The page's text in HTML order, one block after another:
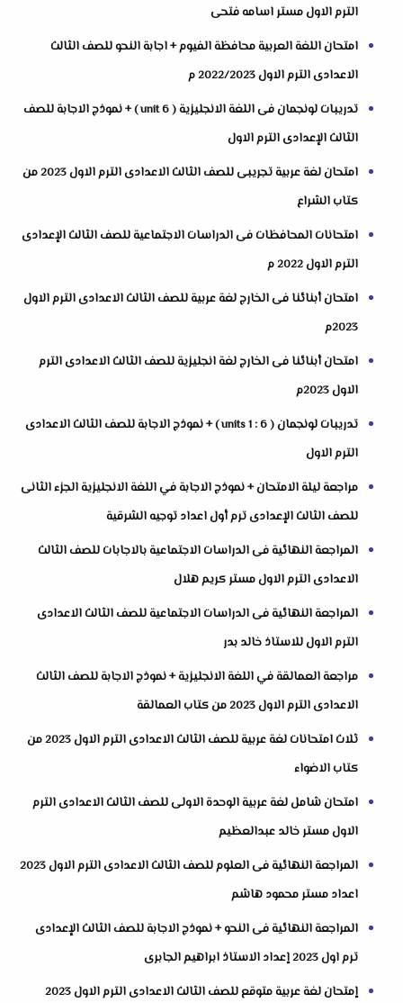
الترم الاول مستر اسامه فتحى
امتحان اللغة العربية محافظة الفيوم + اجابة النحو للصف الثالث
الاعدادى الترم الاول 2022/2023 م
تدريبات لونجمان فى اللغة الانجليزية ( unit 6 ) + نموذج الاجابة للصف
الثالث الإعدادى الترم الاول
امتحان لغة عربية تجريبى للصف الثالث الاعدادى الترم الاول 2023 من
كتاب الشراع
امتحانات المحافظات فى الدراسات الاجتماعية للصف الثالث الإعدادى
الترم الاول 2022 م
امتحان أبنائنا فى الخارج لغة عربية للصف الثالث الاعدادى الترم الاول
2023م
امتحان أبنائنا فى الخارج لغة انجليزية للصف الثالث الاعدادى الترم
الاول 2023م
تدريبات لونجمان ( units 1 : 6 ) + نموذج الاجابة للصف الثالث الاعدادى
الترم الاول
مراجعة ليلة الامتحان + نموذج الاجابة في اللغة الانجليزية الجزء الثانى
للصف الثالث الإعدادى ترم أول اعداد توجيه الشرقية
المراجعة النهائية فى الدراسات الاجتماعية بالاجابات للصف الثالث
الاعدادى الترم الاول مستر كريم هلال
المراجعة النهائية فى الدراسات الاجتماعية للصف الثالث الاعدادى
الترم الاول للاستاذ خالد بدر
مراجعة العمالقة في اللغة الانجليزية + نموذج الاجابة للصف الثالث
الاعدادى الترم الاول 2023 من كتاب العمالقة
ثلاث امتحانات لغة عربية للصف الثالث الاعدادى الترم الاول 2023 من
كتاب الاضواء
امتحان شامل لغة عربية الوحدة الاولى للصف الثالث الاعدادى الترم
الاول مستر خالد عبدالعظيم
المراجعة النهائية فى العلوم للصف الثالث الاعدادى الترم الاول 2023
اعداد مستر محمود هاشم
المراجعة النهائية فى النحو + نموذج الاجابة للصف الثالث الإعدادى
ترم اول 2023 إعداد الاستاذ ابراهيم الجابرى
إمتحان لغة عربية متوقع للصف الثالث الاعدادى الترم الاول 2023